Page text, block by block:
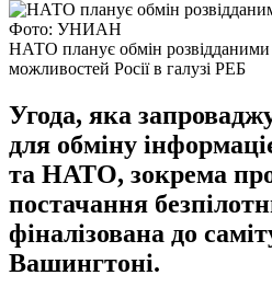
Фото: УНИАН
НАТО планує обмін
можливостей Росії в галузі РЕБ
Угода, яка
для обміну
та НАТО, зокрема
постачання
фіналізована до
Вашингтоні.